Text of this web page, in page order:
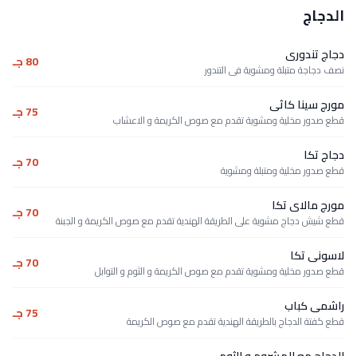
الدجاج
دجاج تندورى
نصف دجاجة متبلة ومشوية فى التندور 80 جـ
مورج سينا كاثى
قطع صدور مخلية ومشوية تقدم مع صوص الكريمة و الاعشاب 75 جـ
دجاج تكا
قطع صدور مخلية ومتبلة ومشوية 70 جـ
مورج مالاى تكا
قطع شيش دجاج مشوية على الطريقة الهندية تقدم مع صوص الكريمة و الجبنة 70 جـ
لاسونى تكا
قطع صدور مخلية ومشوية تقدم مع صوص الكريمة و الثوم و التوابل 70 جـ
راشمى كباب
قطع كفتة الدجاج بالطريقة الهندية تقدم مع صوص الكريمة 75 جـ